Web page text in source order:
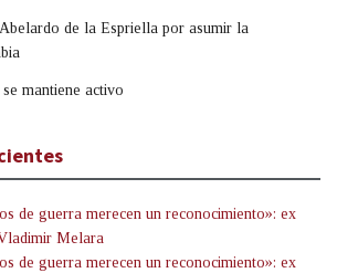
de la Espriella por asumir la
mantiene activo
de guerra merecen un reconocimiento»: ex
Melara
de guerra merecen un reconocimiento»: ex